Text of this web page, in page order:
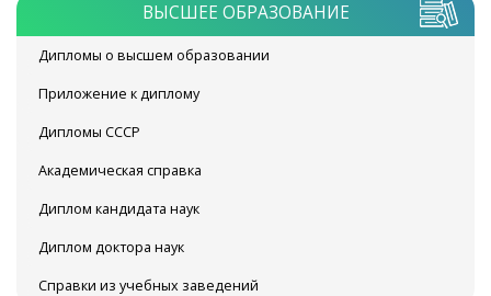
ВЫСШЕЕ ОБРАЗОВАНИЕ
Дипломы о высшем образовании
Приложение к диплому
Дипломы СССР
Академическая справка
Диплом кандидата наук
Диплом доктора наук
Справки из учебных заведений